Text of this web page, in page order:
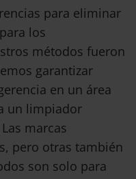
para eliminar
los
métodos fueron
garantizar
en un área
un limpiador
marcas
pero otras también
son solo para